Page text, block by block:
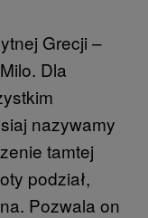
Grecji –
Dla
nazywamy
tamtej
podział,
Pozwala on